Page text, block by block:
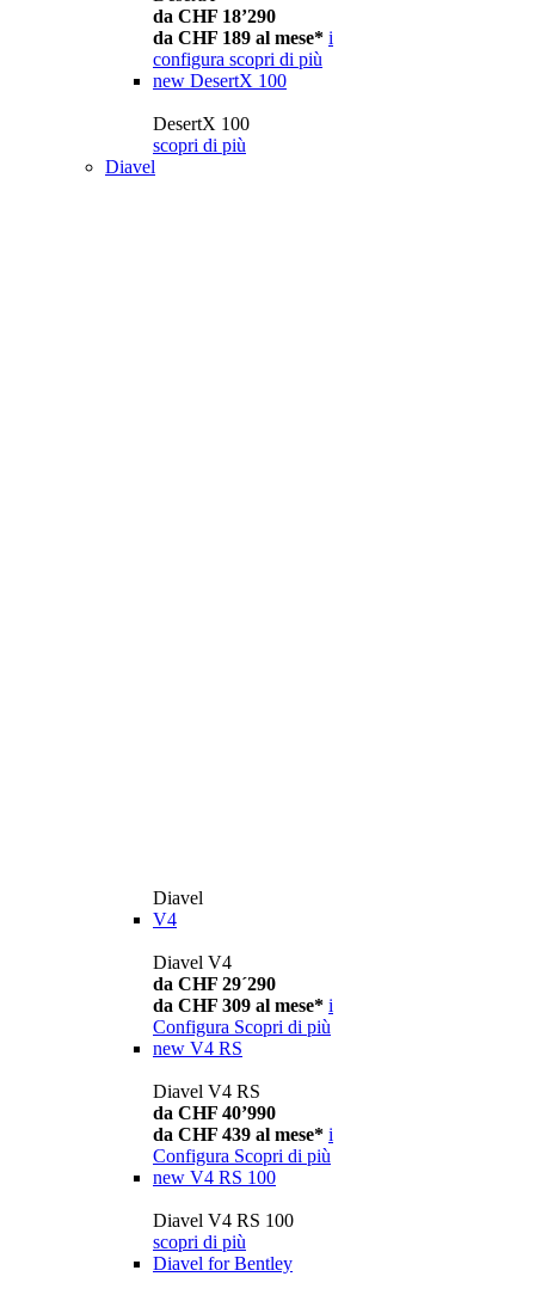
da CHF 18’290
da CHF 189 al mese* i
configura scopri di più
new DesertX 100
DesertX 100
scopri di più
Diavel
Diavel
V4
Diavel V4
da CHF 29´290
da CHF 309 al mese* i
Configura Scopri di più
new V4 RS
Diavel V4 RS
da CHF 40’990
da CHF 439 al mese* i
Configura Scopri di più
new V4 RS 100
Diavel V4 RS 100
scopri di più
Diavel for Bentley